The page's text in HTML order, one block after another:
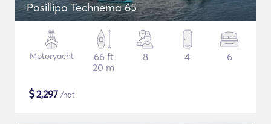
Posillipo Technema 65
Motoryacht
66 ft
20 m
8 4 6
$2,297 /nat